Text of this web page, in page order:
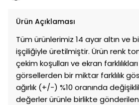
Ürün Açıklaması
Tüm ürünlerimiz 14 ayar altın ve
işçiliğiyle üretilmiştir. Ürün renk
çekim koşulları ve ekran
görsellerden bir miktar farklılık
ağırlık (+/-) %10 oranında
değerler ürünle birlikte